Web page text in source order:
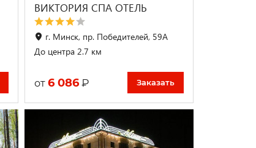
ВИКТОРИЯ CПА ОТЕЛЬ
г. Минск, пр. Победителей, 59А
До центра 2.7 км
от6 086 ₽ Заказать